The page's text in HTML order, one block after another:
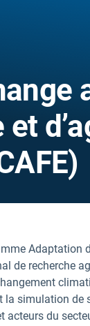
Adaptation
de recherche
simulation de
acteurs du